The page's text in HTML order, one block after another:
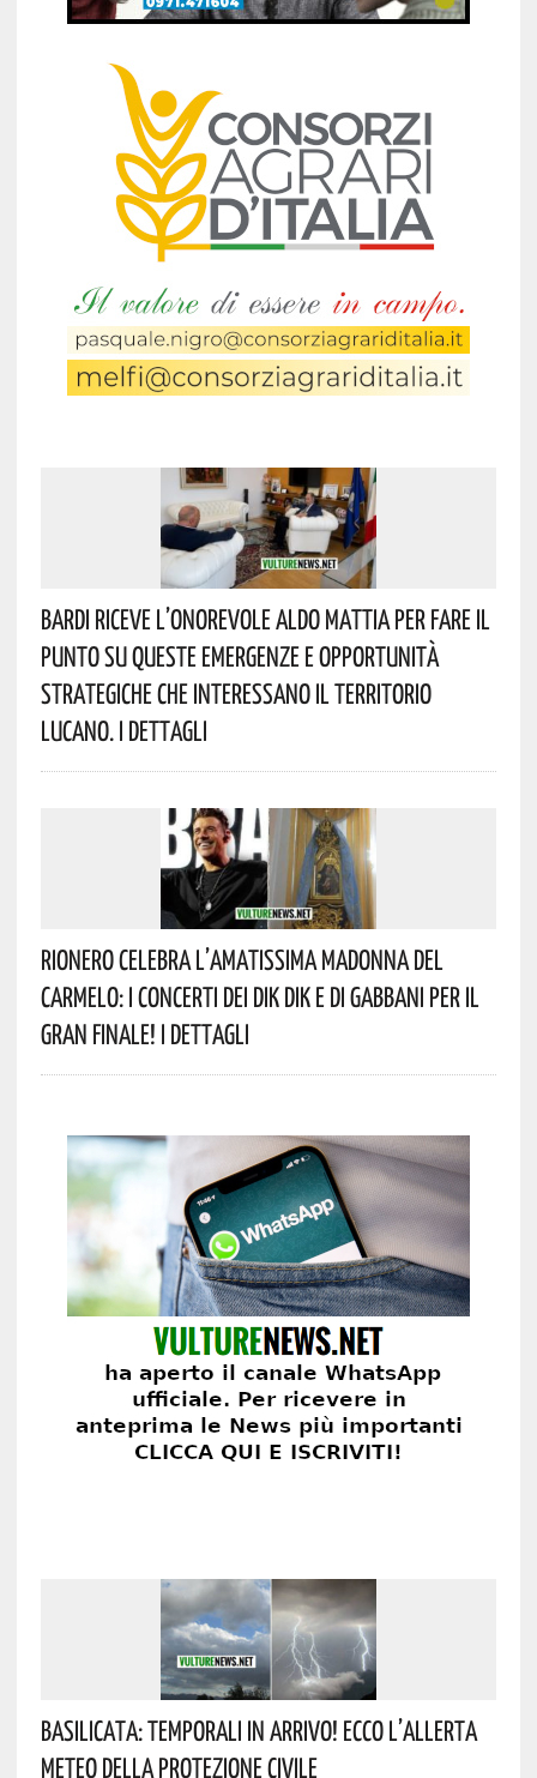
Bardi Riceve L’onorevole Aldo Mattia Per Fare Il
Punto Su Queste Emergenze E Opportunità
Strategiche Che Interessano Il Territorio
Lucano. I Dettagli
Rionero Celebra L’amatissima Madonna Del
Carmelo: I Concerti Dei DIK DIK E Di Gabbani Per Il
Gran Finale! I Dettagli
Basilicata: Temporali In Arrivo! Ecco L’allerta
Meteo Della Protezione Civile